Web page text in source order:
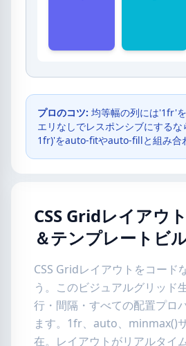
プロのコツ: 均等幅の列には'1fr'
エリなしでレスポンシブにする
1fr)'をauto-fitやauto-fillと組み合
CSS Gridレイアウ
＆テンプレートビ
CSS Gridレイアウトをコード
う。このビジュアルグリッド
行・間隔・すべての配置プロ
ます。1fr、auto、minmax()
在。レイアウトがリアルタイ